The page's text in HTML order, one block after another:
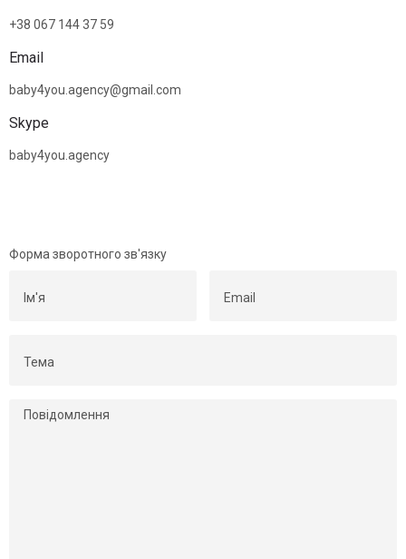
+38 067 144 37 59
Email
baby4you.agency@gmail.com
Skype
baby4you.agency
Форма зворотного зв'язку